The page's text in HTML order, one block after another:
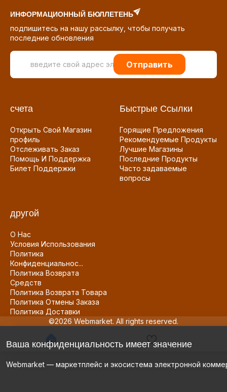
ИНФОРМАЦИОННЫЙ БЮЛЛЕТЕНЬ
подпишитесь на нашу рассылку, чтобы получать
последние обновления
Отправить
счета
Открыть Свой Магазин
профиль
Отслеживать Заказ
Помощь И Поддержка
Билет Поддержки
Быстрые Ссылки
Горящие Предложения
Рекомендуемые Продукты
Лучшие Магазины
Последние Продукты
Часто задаваемые
вопросы
другой
О Нас
Условия Использования
Политика
Конфиденциальнос...
Политика Возврата
Средств
Политика Возврата Товара
Политика Отмены Заказа
Политика Доставки
©2026 Webmarket. All rights reserved.
Ваша конфиденциальность имеет значение
Webmarket — маркетплейс и экосистема электронной